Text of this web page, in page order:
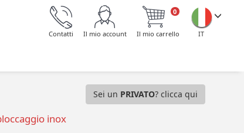
IT
0
Il mio carrello
Il mio account
Contatti
Sei un PRIVATO? clicca qui
inox